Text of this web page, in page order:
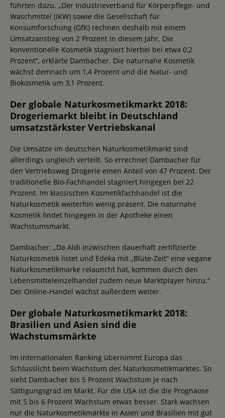
führten dazu. „Der Industrieverband für Körperpflege- und
Waschmittel (IKW) sowie die Gesellschaft für
Konsumforschung (GfK) rechnen deshalb mit einem
Umsatzanstieg von 2 Prozent in diesem Jahr. Die
konventionelle Kosmetik stagniert hierbei bei etwa 0,2
Prozent“, erklärte Dambacher. Die naturnahe Kosmetik
wächst demnach um 1,4 Prozent und die Natur- und
Biokosmetik um 3,1 Prozent.
Der globale Naturkosmetikmarkt 2018:
Drogeriemarkt bleibt in Deutschland
umsatzstärkster Vertriebskanal
Die Umsätze im deutschen Naturkosmetikmarkt sind
allerdings ungleich verteilt. So errechnet Dambacher für
den Vertriebsweg Drogerie einen Anteil von 47 Prozent. Der
traditionelle Bio-Fachhandel stagniert hingegen bei 22
Prozent. Im klassischen Kosmetikfachhandel ist die
Naturkosmetik weiterhin wenig präsent. Die naturnahe
Kosmetik findet hingegen in der Apotheke einen
Wachstumsmarkt.
Dambacher: „Da Aldi inzwischen dauerhaft zertifizierte
Naturkosmetik listet und Edeka mit „Blüte-Zeit“ eine vegane
Naturkosmetikmarke relauncht hat, kommen durch den
Lebensmitteleinzelhandel zudem neue Marktplayer hinzu.“
Der Online-Handel wächst außerdem weiter.
Der globale Naturkosmetikmarkt 2018:
Brasilien und Asien sind die
Wachstumsmärkte
Im internationalen Ranking übernimmt Europa das
Schlusslicht beim Wachstum des Naturkosmetikmarktes. So
sieht Dambacher bis 5 Prozent Wachstum je nach
Sättigungsgrad im Markt. Für die USA ist die die Prognaose
mit 5 bis 6 Prozent Wachstum etwas besser. Stark wachsen
nur die Naturkosmetikmärkte in Asien und Brasilien mit gut